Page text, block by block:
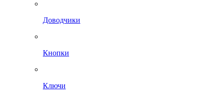
Доводчики
Кнопки
Ключи